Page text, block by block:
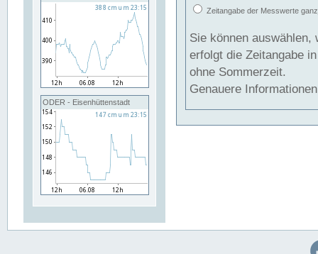
ODER - Eisenhüttenstadt
Zeitangabe der Messwerte
Sie können auswählen,
erfolgt die Zeitangabe
ohne Sommerzeit.
Genauere